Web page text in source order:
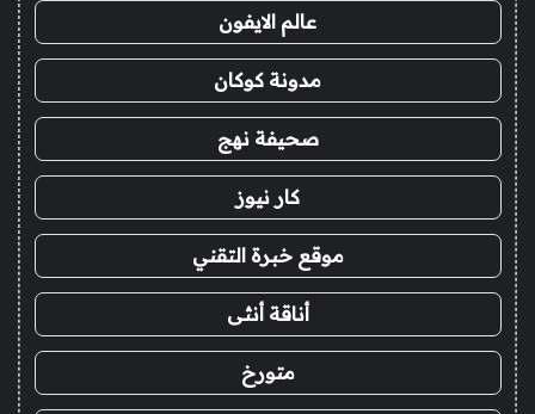
عالم الايفون
مدونة كوكان
صحيفة نهج
كار نيوز
موقع خبرة التقني
أناقة أنثى
متورخ